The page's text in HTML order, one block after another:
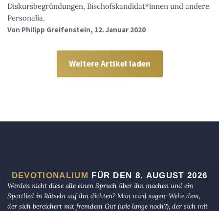
Diskursbegründungen, Bischofskandidat*innen und andere
Personalia.
Von Philipp Greifenstein, 12. Januar 2020
Weitere Artikel laden
DEVOTIONALIUM FÜR DEN 8. AUGUST 2026
Werden nicht diese alle einen Spruch über ihn machen und ein
Spottlied in Rätseln auf ihn dichten? Man wird sagen: Wehe dem,
der sich bereichert mit fremdem Gut (wie lange noch?), der sich mit